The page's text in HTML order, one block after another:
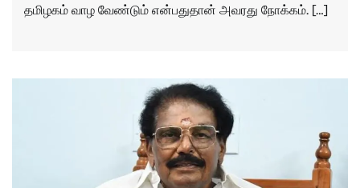
தமிழகம் வாழ வேண்டும் என்பதுதான் அவரது நோக்கம். […]